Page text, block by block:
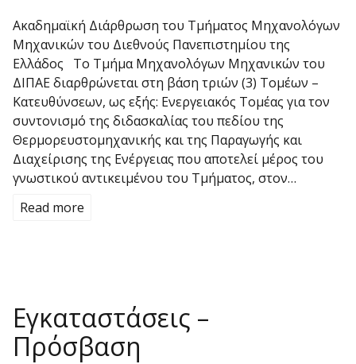
Ακαδημαϊκή Διάρθρωση του Τμήματος Μηχανολόγων
Μηχανικών του Διεθνούς Πανεπιστημίου της
Ελλάδος Το Τμήμα Μηχανολόγων Μηχανικών του
ΔΙΠΑΕ διαρθρώνεται στη βάση τριών (3) Τομέων –
Κατευθύνσεων, ως εξής: Ενεργειακός Τομέας για τον
συντονισμό της διδασκαλίας του πεδίου της
Θερμορευστομηχανικής και της Παραγωγής και
Διαχείρισης της Ενέργειας που αποτελεί μέρος του
γνωστικού αντικειμένου του Τμήματος, στον…
Read more
Εγκαταστάσεις –
Πρόσβαση